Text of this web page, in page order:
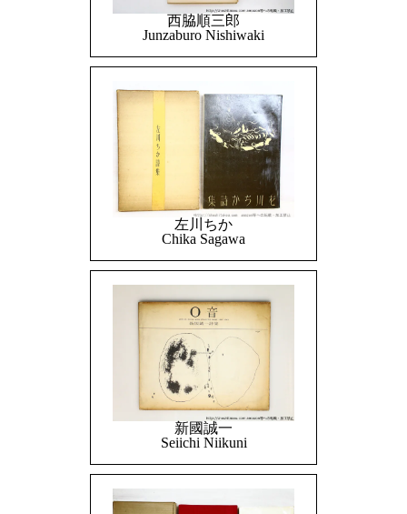
西脇順三郎
Junzaburo Nishiwaki
左川ちか
Chika Sagawa
新國誠一
Seiichi Niikuni